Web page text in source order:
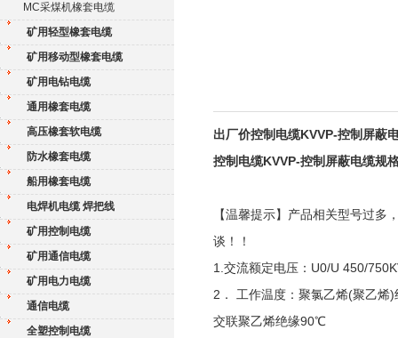
MC采煤机橡套电缆
矿用轻型橡套电缆
矿用移动型橡套电缆
矿用电钻电缆
通用橡套电缆
高压橡套软电缆
防水橡套电缆
船用橡套电缆
电焊机电缆 焊把线
矿用控制电缆
矿用通信电缆
矿用电力电缆
通信电缆
全塑控制电缆
出厂价控制电缆KVVP-控制屏蔽
控制电缆KVVP-控制屏蔽电缆规
【温馨提示】产品相关型号过
谈！！
1.交流额定电压：U0/U 450/
2． 工作温度：聚氯乙烯(聚乙烯
交联聚乙烯绝缘90℃